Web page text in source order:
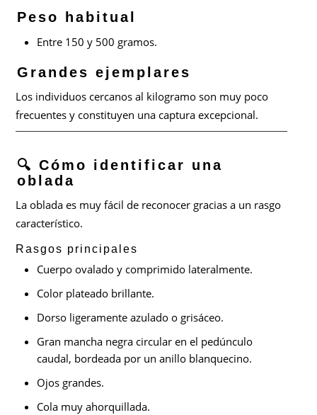
Peso habitual
Entre 150 y 500 gramos.
Grandes ejemplares
Los individuos cercanos al kilogramo son muy poco
frecuentes y constituyen una captura excepcional.
🔍 Cómo identificar una
oblada
La oblada es muy fácil de reconocer gracias a un rasgo
característico.
Rasgos principales
Cuerpo ovalado y comprimido lateralmente.
Color plateado brillante.
Dorso ligeramente azulado o grisáceo.
Gran mancha negra circular en el pedúnculo
caudal, bordeada por un anillo blanquecino.
Ojos grandes.
Cola muy ahorquillada.